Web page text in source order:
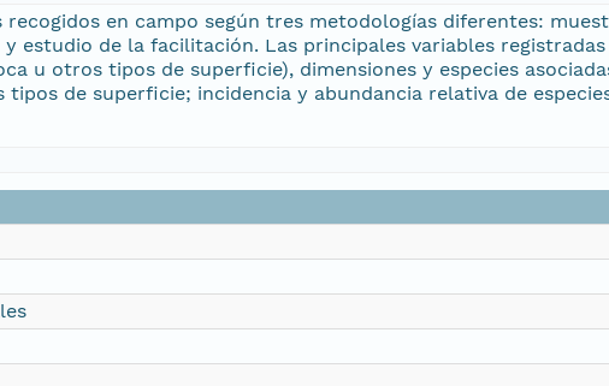
recogidos en campo según tres metodologías diferentes:
estudio de la facilitación. Las principales variables
u otros tipos de superficie), dimensiones y especies
de superficie; incidencia y abundancia relativa de